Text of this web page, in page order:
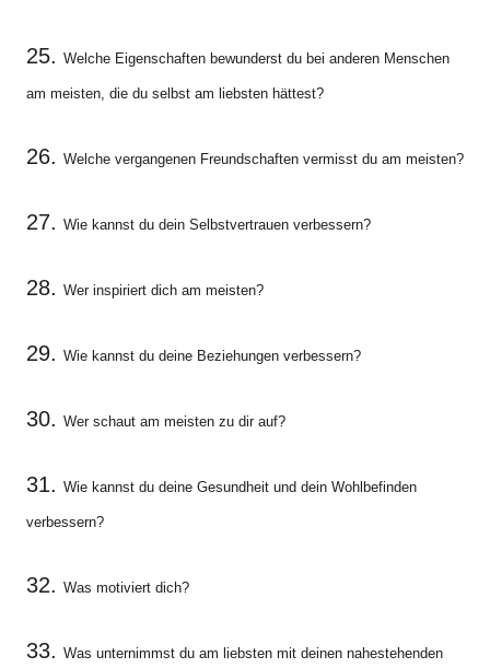
25. Welche Eigenschaften bewunderst du bei anderen Menschen
am meisten, die du selbst am liebsten hättest?
26. Welche vergangenen Freundschaften vermisst du am meisten?
27. Wie kannst du dein Selbstvertrauen verbessern?
28. Wer inspiriert dich am meisten?
29. Wie kannst du deine Beziehungen verbessern?
30. Wer schaut am meisten zu dir auf?
31. Wie kannst du deine Gesundheit und dein Wohlbefinden
verbessern?
32. Was motiviert dich?
33. Was unternimmst du am liebsten mit deinen nahestehenden